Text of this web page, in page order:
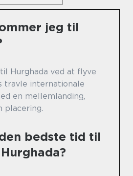
jeg til
Hurghada ved at flyve
travle internationale
en mellemlanding,
placering.
bedste tid til